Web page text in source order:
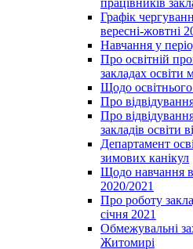
Графік
вересні-жовтні
Навчання у
Про освітній
закладах освіти
Щодо
Про
Про
закладів освіти
Департамент
зимових канікул
Щодо навчання в
2020/2021
Про роботу
січня 2021
Обмежувальні
Житомирі